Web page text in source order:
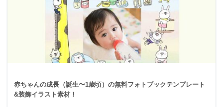
赤ちゃんの成長（誕生〜1歳頃）の無料フォトブックテンプレート
&装飾イラスト素材！